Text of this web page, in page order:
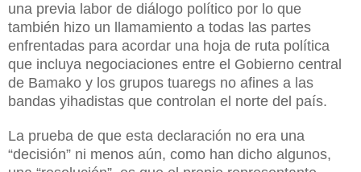
una previa labor de diálogo político por lo que
también hizo un llamamiento a todas las partes
enfrentadas para acordar una hoja de ruta política
que incluya negociaciones entre el Gobierno central
de Bamako y los grupos tuaregs no afines a las
bandas yihadistas que controlan el norte del país.
La prueba de que esta declaración no era una
“decisión” ni menos aún, como han dicho algunos,